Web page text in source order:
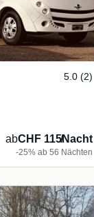
5.0 (2)
abCHF 115/Nacht
-25% ab 56 Nächten